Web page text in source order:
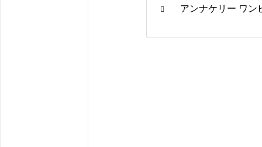
アンナケリー ワン